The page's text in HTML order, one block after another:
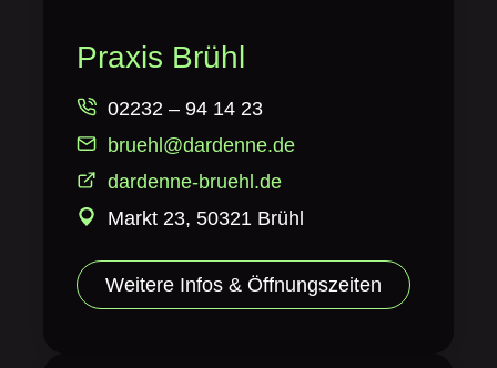
Praxis Brühl
02232 – 94 14 23
bruehl@dardenne.de
dardenne-bruehl.de
Markt 23, 50321 Brühl
Weitere Infos & Öffnungszeiten